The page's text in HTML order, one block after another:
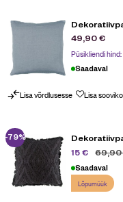
49,90€
Püsikliendi hind:
Saadaval
Lisa võrdlusesse Lisa
-79%
69,90
15€
Saadaval
Lõpumüük